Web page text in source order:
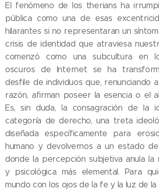
El fenómeno de los therians ha
pública como una de esas
hilarantes si no representaran un
crisis de identidad que atraviesa
comenzó como una subcultura en
oscuros de Internet se ha
desfile de individuos que, renunciando
razón, afirman poseer la esencia o el
Es, sin duda, la consagración de la
categoría de derecho, una treta
diseñada específicamente para
humano y devolvernos a un estado
donde la percepción subjetiva anula la
y psicológica más elemental. Para
mundo con los ojos de la fe y la luz de